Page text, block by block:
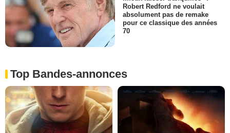
Robert Redford ne voulait
absolument pas de remake
pour ce classique des années
70
Top Bandes-annonces